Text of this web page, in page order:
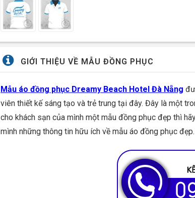
GIỚI THIỆU VỀ MẪU ĐỒNG PHỤC
Mẫu áo đồng phục Dreamy Beach Hotel Đà Nẵng
viên thiết kế sáng tạo và trẻ trung tại đây. Đây là một
cho khách sạn của mình một mẫu đồng phục đẹp thì
mình những thông tin hữu ích về mẫu áo đồng phục đẹp.